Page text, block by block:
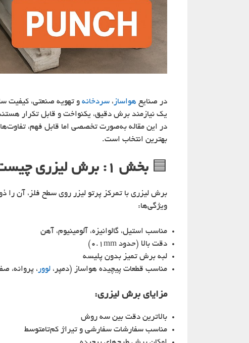
در صنایع هواساز ، سردخانه و تهویه صنعتی، کیفیت
یک نیازمند برش دقیق، یکنواخت و قابل تکرار
در این مقاله به‌صورت تخصصی اما قابل فهم،
بهترین انتخاب است.
🟦 بخش ۱: برش لیزری چیست و چه ویژگی‌هایی دارد؟
برش لیزری با تمرکز پرتو لیزر روی سطح فلز، آن
ویژگی‌ها:
مناسب استیل، گالوانیزه، آلومینیوم، آهن
دقت بالا (حدود 0.1mm)
لبه برش تمیز بدون پلیسه
مناسب قطعات پیچیده هواساز (دمپر، لوور ، پروانه،
مزایای برش لیزری:
بالاترین دقت بین سه روش
مناسب سفارشات سفارشی و تیراژ کم‌تا‌متوسط